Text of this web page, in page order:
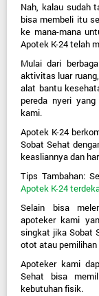
Nah, kalau sudah
bisa membeli itu
Apotek K-24 telah
Mulai dari
aktivitas luar
alat bantu
pereda nyeri
kami.
Apotek K-24
Sobat Sehat
keasliannya dan
Tips Tambahan:
Apotek K-24
Selain bisa
apoteker kami
singkat jika Sobat
otot atau
Apoteker kami
Sehat bisa
kebutuhan fisik.